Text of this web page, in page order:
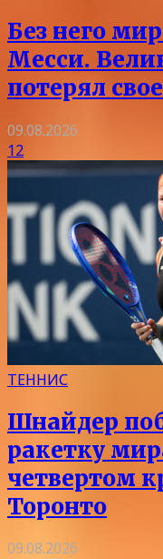
Без него
Месси.
потерял
09.08.2026
12
ТЕННИС
Шнайдер
ракетку
четвертом
Торонто
09.08.2026